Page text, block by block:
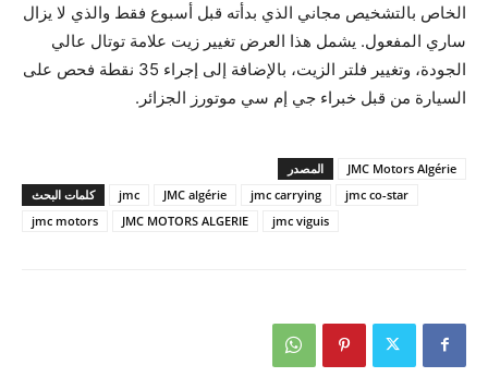
الخاص بالتشخيص مجاني الذي بدأته قبل أسبوع فقط والذي لا يزال
ساري المفعول. يشمل هذا العرض تغيير زيت علامة توتال عالي
الجودة، وتغيير فلتر الزيت، بالإضافة إلى إجراء 35 نقطة فحص على
السيارة من قبل خبراء جي إم سي موتورز الجزائر.
المصدر
JMC Motors Algérie
كلمات البحث
jmc JMC algérie jmc carrying
jmc co-star
jmc motors
JMC MOTORS ALGERIE jmc viguis